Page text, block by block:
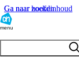
Ga naar hoofdinhoud
Ga naar zoeken
menu